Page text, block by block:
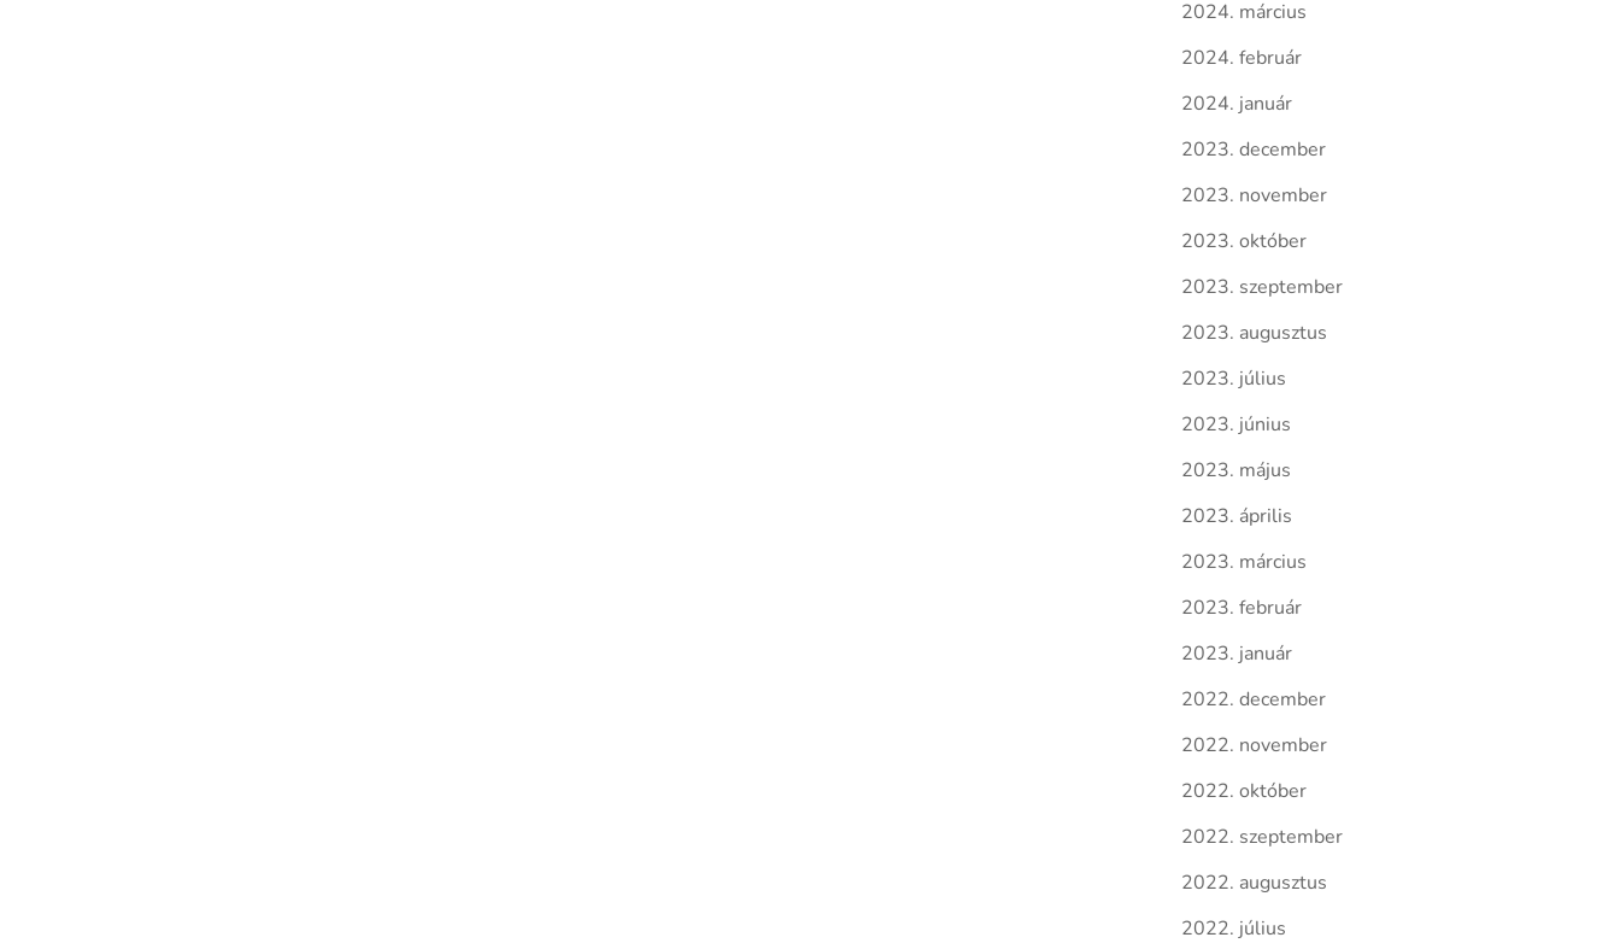
2024. március
2024. február
2024. január
2023. december
2023. november
2023. október
2023. szeptember
2023. augusztus
2023. július
2023. június
2023. május
2023. április
2023. március
2023. február
2023. január
2022. december
2022. november
2022. október
2022. szeptember
2022. augusztus
2022. július